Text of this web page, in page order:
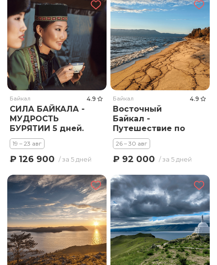
Байкал 4.9
СИЛА БАЙКАЛА -
МУДРОСТЬ
БУРЯТИИ 5 дней.
19 – 23 авг
₽ 126 900 / за 5 дней
Байкал 4.9
Восточный
Байкал -
Путешествие по
скрытым уголкам
озера
26 – 30 авг
₽ 92 000 / за 5 дней